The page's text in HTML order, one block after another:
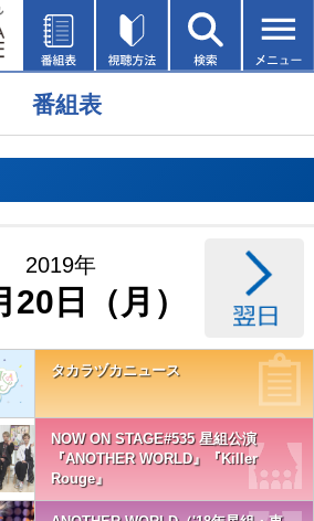
番組表
2019年
20日（月）
タカラヅカニュース
NOW ON STAGE#535 星組公演
『ANOTHER WORLD』『Killer
Rouge』